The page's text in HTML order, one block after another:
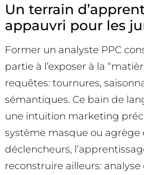
Un terrain
appauvri pour les
Former un analyste PPC
partie à l’exposer à la
requêtes: tournures,
sémantiques. Ce bain de
une intuition marketing
système masque ou agrège
déclencheurs,
reconstruire ailleurs: analyse